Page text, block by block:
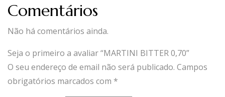
Comentários
Não há comentários ainda.
Seja o primeiro a avaliar “MARTINI BITTER 0,70”
O seu endereço de email não será publicado. Campos
obrigatórios marcados com *